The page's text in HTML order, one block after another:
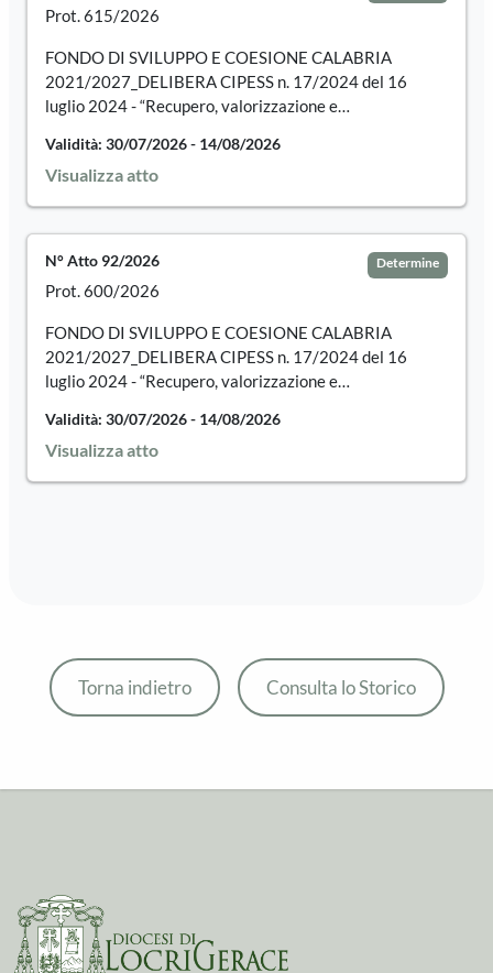
F29C23000080002
Prot. 615/2026
FONDO DI SVILUPPO E COESIONE CALABRIA
2021/2027_DELIBERA CIPESS n. 17/2024 del 16
luglio 2024 - “Recupero, valorizzazione e
Intervento: “Restauro degli stucchi e dei dipinti murali
ed altari della Chiesa di Santa Maria Assunta di Camini”
– CUP: F29C23000080002 Liquidazione competenze
Coordinamento della Sicurezza in fase di Progettazione
Validità: 30/07/2026 - 14/08/2026
Visualizza atto
N° Atto 92/2026 Determine
Prot. 600/2026
FONDO DI SVILUPPO E COESIONE CALABRIA
2021/2027_DELIBERA CIPESS n. 17/2024 del 16
luglio 2024 - “Recupero, valorizzazione e
Intervento: “Restauro degli stucchi e dei dipinti murali
ed altari della Chiesa di Santa Maria Assunta di Camini”
– CUP: F29C23000080002 APPROVAZIONE
Validità: 30/07/2026 - 14/08/2026
Visualizza atto
Torna indietro Consulta lo Storico